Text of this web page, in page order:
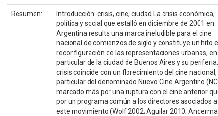
Resumen:
Introducción: crisis, cine, ciudad La crisis económica,
política y social que estalló en diciembre de 2001 en
Argentina resulta una marca ineludible para el cine
nacional de comienzos de siglo y constituye un hito
reconfiguración de las representaciones urbanas, en
particular de la ciudad de Buenos Aires y su
crisis coincide con un florecimiento del cine nacional,
particular del denominado Nuevo Cine Argentino
marcado más por una ruptura con el cine anterior
por un programa común a los directores asociados a
este movimiento (Wolf 2002; Aguilar 2010;